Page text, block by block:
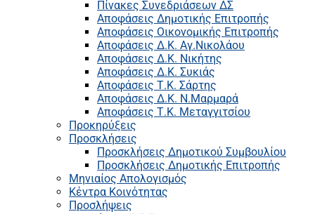
Πίνακες Συνεδριάσεων ΔΣ
Αποφάσεις Δημοτικής Επιτροπής
Αποφάσεις Οικονομικής Επιτροπής
Αποφάσεις Δ.Κ. Αγ.Νικολάου
Αποφάσεις Δ.Κ. Νικήτης
Αποφάσεις Δ.Κ. Συκιάς
Αποφάσεις Τ.Κ. Σάρτης
Αποφάσεις Δ.Κ. Ν.Μαρμαρά
Αποφάσεις Τ.Κ. Μεταγγιτσίου
Προκηρύξεις
Προσκλήσεις
Προσκλήσεις Δημοτικού Συμβουλίου
Προσκλήσεις Δημοτικής Επιτροπής
Μηνιαίος Απολογισμός
Κέντρα Κοινότητας
Προσλήψεις